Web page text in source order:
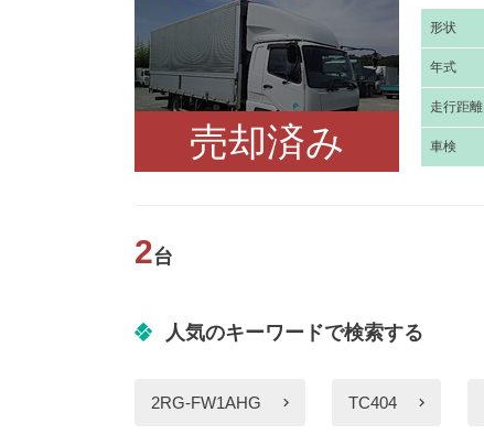
売却済み
形状
年式
走行距離
車検
2台
人気のキーワードで検索する
2RG-FW1AHG TC404